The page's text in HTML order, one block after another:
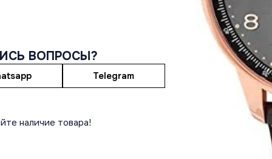
ВОПРОСЫ?
Telegram
наличие товара!